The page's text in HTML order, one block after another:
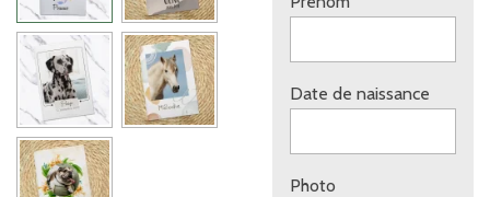
Date de naissance
Photo